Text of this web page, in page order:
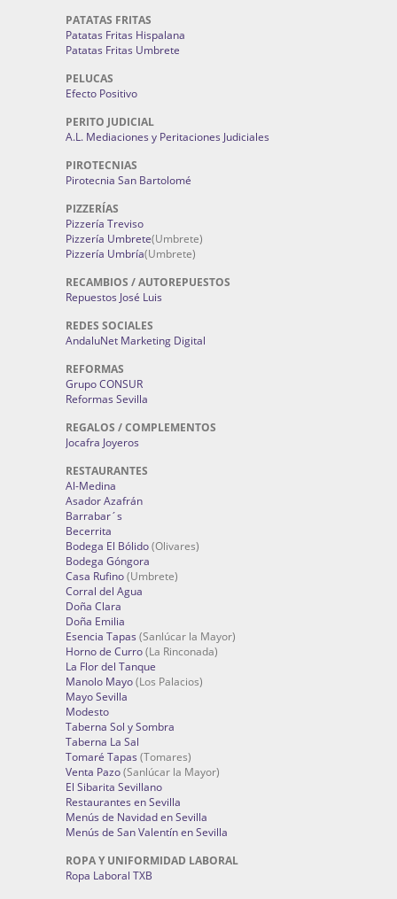
PATATAS FRITAS
Patatas Fritas Hispalana
Patatas Fritas Umbrete
PELUCAS
Efecto Positivo
PERITO JUDICIAL
A.L. Mediaciones y Peritaciones Judiciales
PIROTECNIAS
Pirotecnia San Bartolomé
PIZZERÍAS
Pizzería Treviso
Pizzería Umbrete(Umbrete)
Pizzería Umbría(Umbrete)
RECAMBIOS / AUTOREPUESTOS
Repuestos José Luis
REDES SOCIALES
AndaluNet Marketing Digital
REFORMAS
Grupo CONSUR
Reformas Sevilla
REGALOS / COMPLEMENTOS
Jocafra Joyeros
RESTAURANTES
Al-Medina
Asador Azafrán
Barrabar´s
Becerrita
Bodega El Bólido(Olivares)
Bodega Góngora
Casa Rufino(Umbrete)
Corral del Agua
Doña Clara
Doña Emilia
Esencia Tapas (Sanlúcar la Mayor)
Horno de Curro(La Rinconada)
La Flor del Tanque
Manolo Mayo(Los Palacios)
Mayo Sevilla
Modesto
Taberna Sol y Sombra
Taberna La Sal
Tomaré Tapas (Tomares)
Venta Pazo(Sanlúcar la Mayor)
El Sibarita Sevillano
Restaurantes en Sevilla
Menús de Navidad en Sevilla
Menús de San Valentín en Sevilla
ROPA Y UNIFORMIDAD LABORAL
Ropa Laboral TXB